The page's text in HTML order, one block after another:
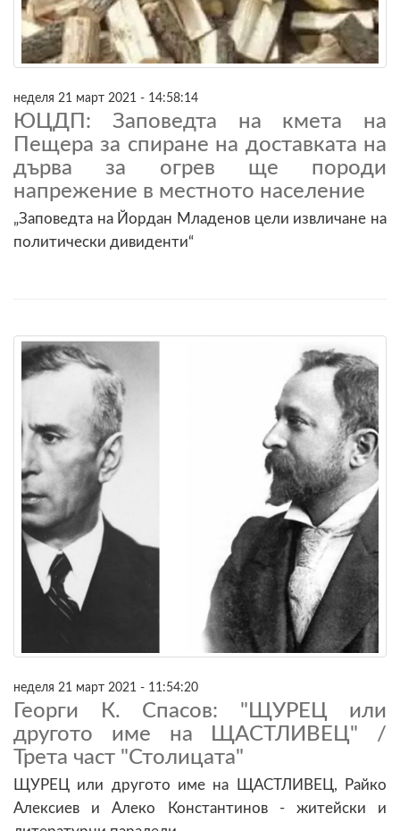
неделя 21 март 2021 - 14:58:14
ЮЦДП: Заповедта на кмета на
Пещера за спиране на доставката на
дърва за огрев ще породи
напрежение в местното население
„Заповедта на Йордан Младенов цели извличане на
политически дивиденти“
неделя 21 март 2021 - 11:54:20
Георги К. Спасов: "ЩУРЕЦ или
другото име на ЩАСТЛИВЕЦ" /
Трета част "Столицата"
ЩУРЕЦ или другото име на ЩАСТЛИВЕЦ, Райко
Алексиев и Алеко Константинов - житейски и